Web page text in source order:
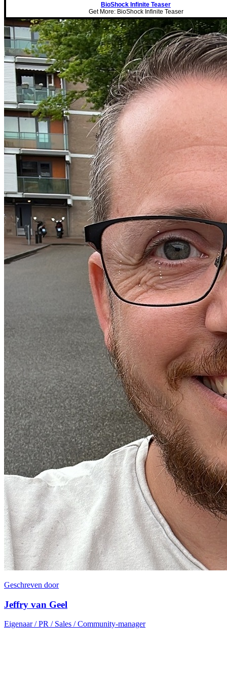
BioShock Infinite Teaser
Get More: BioShock Infinite Teaser
Geschreven door
Jeffry van Geel
Eigenaar / PR / Sales / Community-manager